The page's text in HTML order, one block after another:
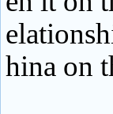
hina on